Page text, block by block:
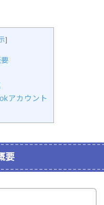
]
アカウント
要